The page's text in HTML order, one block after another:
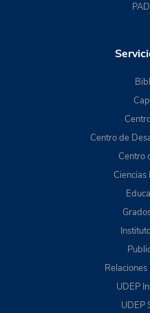
Centro de
Centro
Ciencias
UDEP
UDEP